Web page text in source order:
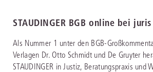
STAUDINGER BGB online bei juris
Als Nummer 1 unter den BGB-
Verlagen Dr. Otto Schmidt und De Gruyter
STAUDINGER in Justiz, Beratungspraxis und